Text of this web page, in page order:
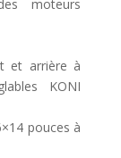
moteurs
et arrière à
KONI
pouces à